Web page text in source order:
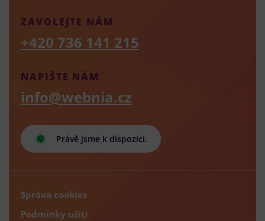
Právě jsme k dispozici.
NAPIŠTE NÁM
info@webnia.cz
ZAVOLEJTE NÁM
+420 736 141 215
Správa cookies
Podmínky užití